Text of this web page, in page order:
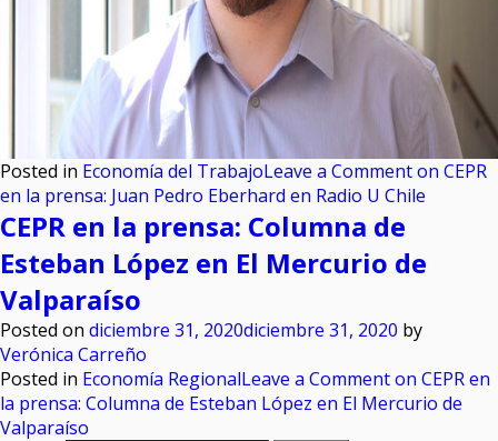
Posted in Economía del TrabajoLeave a Commenton CEPR
en la prensa: Juan Pedro Eberhard en Radio U Chile
CEPR en la prensa: Columna de
Esteban López en El Mercurio de
Valparaíso
Posted on diciembre 31, 2020diciembre 31, 2020 by
Verónica Carreño
Posted in Economía RegionalLeave a Commenton CEPR en
la prensa: Columna de Esteban López en El Mercurio de
Valparaíso